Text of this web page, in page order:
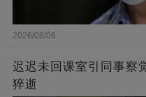
2026/08/06
迟迟未回课室引同事察
猝逝